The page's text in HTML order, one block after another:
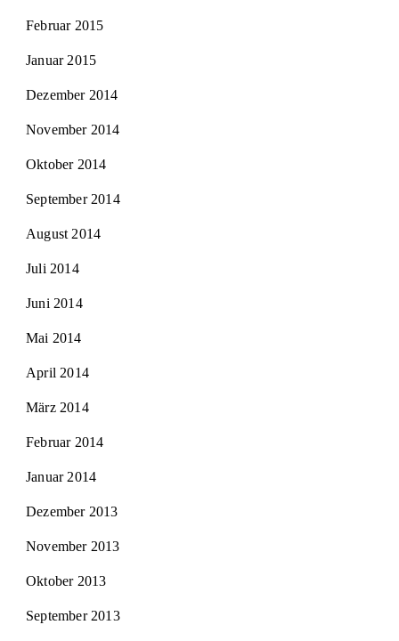
Februar 2015
Januar 2015
Dezember 2014
November 2014
Oktober 2014
September 2014
August 2014
Juli 2014
Juni 2014
Mai 2014
April 2014
März 2014
Februar 2014
Januar 2014
Dezember 2013
November 2013
Oktober 2013
September 2013